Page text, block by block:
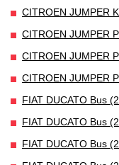
CITROEN JUMPER
CITROEN JUMPER
CITROEN JUMPER
CITROEN JUMPER
FIAT DUCATO Bus
FIAT DUCATO Bus
FIAT DUCATO Bus